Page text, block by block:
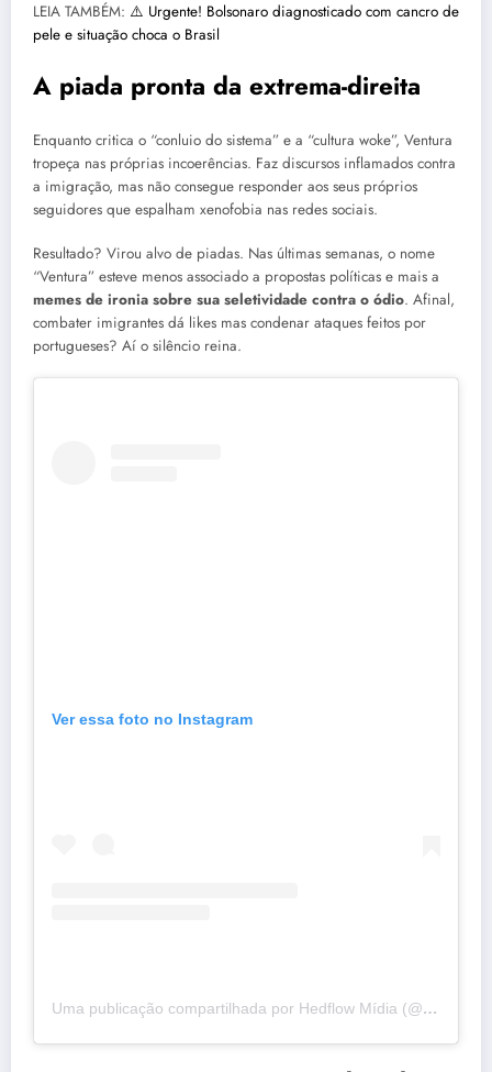
LEIA TAMBÉM: ⚠️ Urgente! Bolsonaro diagnosticado com cancro de
pele e situação choca o Brasil
A piada pronta da extrema-direita
Enquanto critica o “conluio do sistema” e a “cultura woke”, Ventura
tropeça nas próprias incoerências. Faz discursos inflamados contra
a imigração, mas não consegue responder aos seus próprios
seguidores que espalham xenofobia nas redes sociais.
Resultado? Virou alvo de piadas. Nas últimas semanas, o nome
“Ventura” esteve menos associado a propostas políticas e mais a
memes de ironia sobre sua seletividade contra o ódio. Afinal,
combater imigrantes dá likes mas condenar ataques feitos por
portugueses? Aí o silêncio reina.
Ver essa foto no Instagram
Uma publicação compartilhada por Hedflow Mídia (@hedflow)